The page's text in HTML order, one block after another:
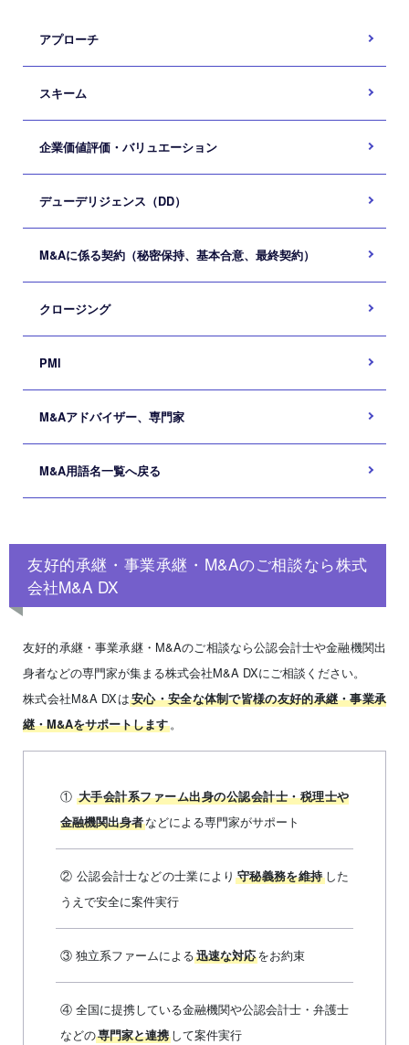
アプローチ
スキーム
企業価値評価・バリュエーション
デューデリジェンス（DD）
M&Aに係る契約（秘密保持、基本合意、最終契約）
クロージング
PMI
M&Aアドバイザー、専門家
M&A用語名一覧へ戻る
友好的承継・事業承継・M&Aのご相談なら株式
会社M&A DX
友好的承継・事業承継・M&Aのご相談なら公認会計士や金融機関出
身者などの専門家が集まる株式会社M&A DXにご相談ください。
株式会社M&A DXは安心・安全な体制で皆様の友好的承継・事業承
継・M&Aをサポートします。
① 大手会計系ファーム出身の公認会計士・税理士や
金融機関出身者などによる専門家がサポート
② 公認会計士などの士業により 守秘義務を維持した
うえで安全に案件実行
③ 独立系ファームによる迅速な対応をお約束
④ 全国に提携している金融機関や公認会計士・弁護士
などの専門家と連携 して案件実行